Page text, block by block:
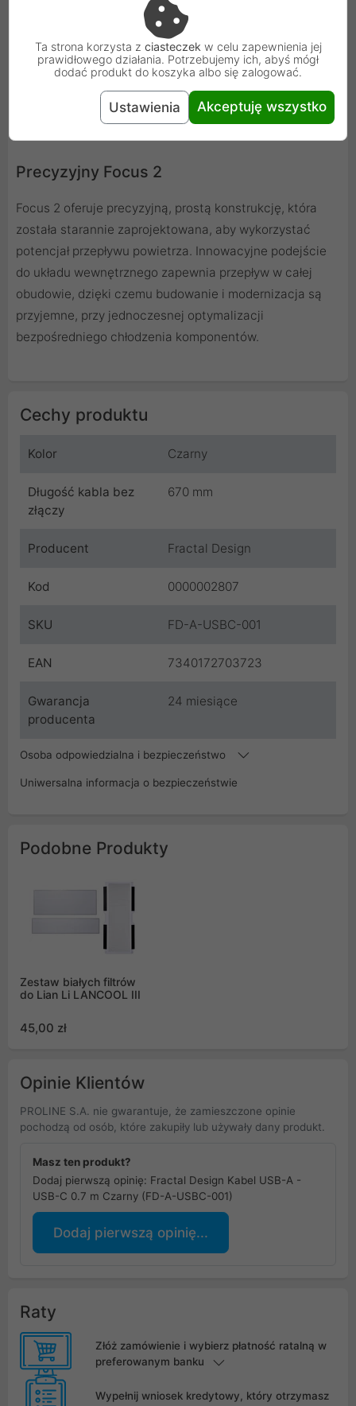
Precyzyjny Focus 2
Focus 2 oferuje precyzyjną, prostą konstrukcję, która
została starannie zaprojektowana, aby wykorzystać
potencjał przepływu powietrza. Innowacyjne podejście
do układu wewnętrznego zapewnia przepływ w całej
obudowie, dzięki czemu budowanie i modernizacja są
przyjemne, przy jednoczesnej optymalizacji
bezpośredniego chłodzenia komponentów.
Cechy produktu
Kolor Czarny
Długość kabla bez
złączy
670 mm
Producent Fractal Design
Kod 0000002807
SKU FD-A-USBC-001
EAN 7340172703723
Gwarancja
producenta
24 miesiące
Osoba odpowiedzialna i bezpieczeństwo
Uniwersalna informacja o bezpieczeństwie
Podobne Produkty
Zestaw białych filtrów
do Lian Li LANCOOL III
45,00 zł
Opinie Klientów
PROLINE S.A. nie gwarantuje, że zamieszczone opinie
pochodzą od osób, które zakupiły lub używały dany produkt.
Masz ten produkt?
Dodaj pierwszą opinię: Fractal Design Kabel USB-A -
USB-C 0.7 m Czarny (FD-A-USBC-001)
Dodaj pierwszą opinię...
Raty
Złóż zamówienie i wybierz płatność ratalną w
preferowanym banku
Wypełnij wniosek kredytowy, który otrzymasz
Ta strona korzysta z ciasteczek w celu zapewnienia jej
prawidłowego działania. Potrzebujemy ich, abyś mógł
dodać produkt do koszyka albo się zalogować.
Ustawienia Akceptuję wszystko